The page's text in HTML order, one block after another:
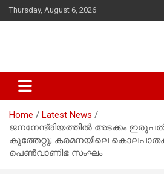
Skip
to
Thursday, August 6, 2026
Sarkardaily :
Latest Malayalam
English News
India. Politics News Events. Sports
News.
Home
Latest News
ജനനേന്ദ്രിയത്തില്‍ അടക്കം
കുത്തേറ്റു; കരമനയിലെ
പെണ്‍വാണിഭ സംഘം